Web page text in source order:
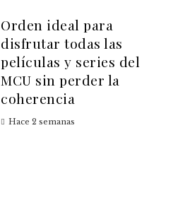
Orden ideal para
disfrutar todas las
películas y series del
MCU sin perder la
coherencia
Hace 2 semanas